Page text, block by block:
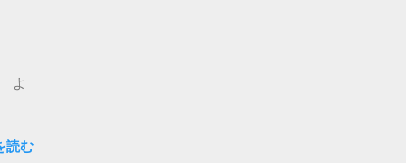
の
る
い
の
よ
読む